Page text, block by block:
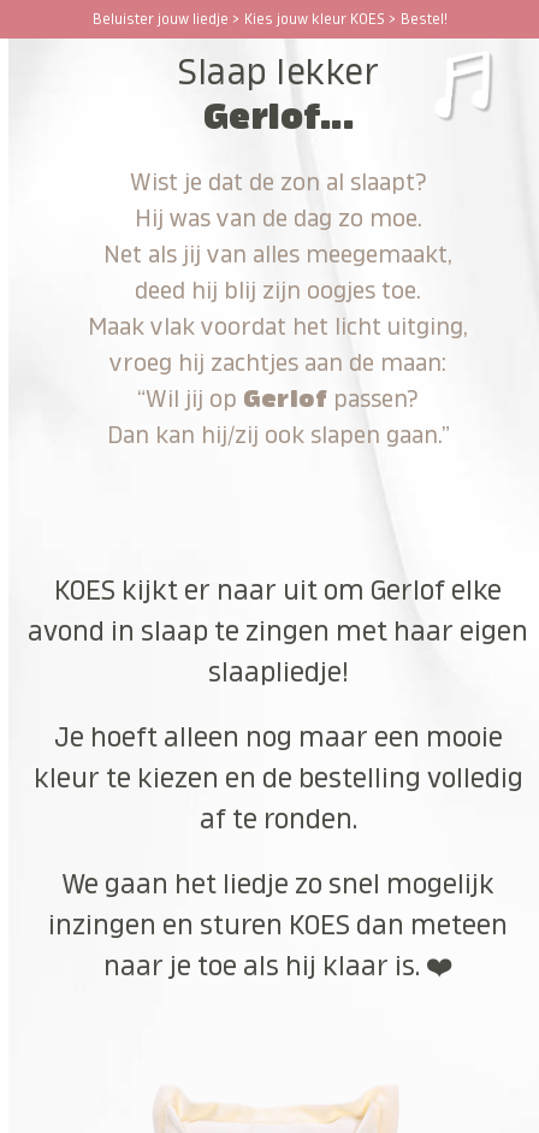
Beluister jouw liedje > Kies jouw kleur KOES > Bestel!
Open
Close
Slaap lekker
Gerlof...
Wist je dat de zon al slaapt?
Hij was van de dag zo moe.
Net als jij van alles meegemaakt,
deed hij blij zijn oogjes toe.
Maak vlak voordat het licht uitging,
vroeg hij zachtjes aan de maan:
“Wil jij op Gerlof passen?
Dan kan hij/zij ook slapen gaan.”
KOES kijkt er naar uit om Gerlof elke
avond in slaap te zingen met haar eigen
slaapliedje!
Je hoeft alleen nog maar een mooie
kleur te kiezen en de bestelling volledig
af te ronden.
We gaan het liedje zo snel mogelijk
inzingen en sturen KOES dan meteen
naar je toe als hij klaar is. ❤️